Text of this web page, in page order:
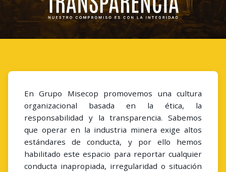
En Grupo Misecop promovemos una cultura
organizacional basada en la ética, la
responsabilidad y la transparencia. Sabemos
que operar en la industria minera exige altos
estándares de conducta, y por ello hemos
habilitado este espacio para reportar cualquier
conducta inapropiada, irregularidad o situación